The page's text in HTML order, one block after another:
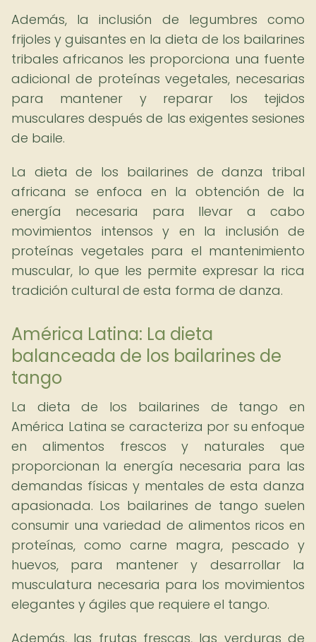
Además, la inclusión de legumbres como
frijoles y guisantes en la dieta de los bailarines
tribales africanos les proporciona una fuente
adicional de proteínas vegetales, necesarias
para mantener y reparar los tejidos
musculares después de las exigentes sesiones
de baile.
La dieta de los bailarines de danza tribal
africana se enfoca en la obtención de la
energía necesaria para llevar a cabo
movimientos intensos y en la inclusión de
proteínas vegetales para el mantenimiento
muscular, lo que les permite expresar la rica
tradición cultural de esta forma de danza.
América Latina: La dieta
balanceada de los bailarines de
tango
La dieta de los bailarines de tango en
América Latina se caracteriza por su enfoque
en alimentos frescos y naturales que
proporcionan la energía necesaria para las
demandas físicas y mentales de esta danza
apasionada. Los bailarines de tango suelen
consumir una variedad de alimentos ricos en
proteínas, como carne magra, pescado y
huevos, para mantener y desarrollar la
musculatura necesaria para los movimientos
elegantes y ágiles que requiere el tango.
Además, las frutas frescas, las verduras de